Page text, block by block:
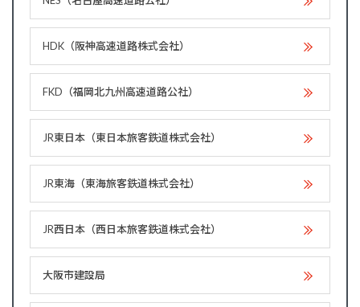
HDK（阪神高速道路株式会社）
FKD（福岡北九州高速道路公社）
JR東日本（東日本旅客鉄道株式会社）
JR東海（東海旅客鉄道株式会社）
JR西日本（西日本旅客鉄道株式会社）
大阪市建設局